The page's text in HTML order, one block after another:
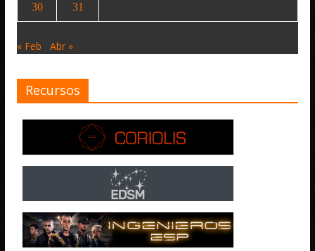
30 31
« Feb Abr »
Recursos